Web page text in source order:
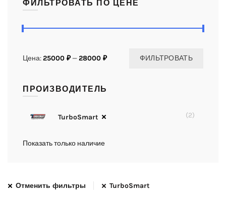
ФИЛЬТРОВАТЬ ПО ЦЕНЕ
ФИЛЬТРОВАТЬ
Цена:25000 ₽—28000 ₽
ПРОИЗВОДИТЕЛЬ
TurboSmart (2)
Показать только наличие
Отменить фильтры TurboSmart